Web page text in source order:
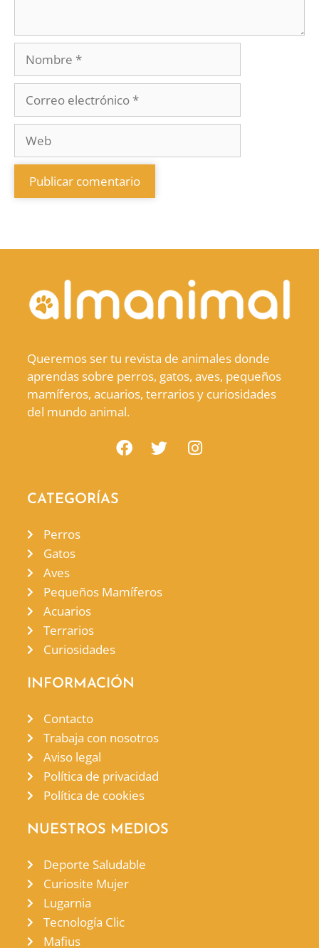
Queremos ser tu revista de animales donde
aprendas sobre perros, gatos, aves, pequeños
mamíferos, acuarios, terrarios y curiosidades
del mundo animal.
CATEGORÍAS
Perros
Gatos
Aves
Pequeños Mamíferos
Acuarios
Terrarios
Curiosidades
INFORMACIÓN
Contacto
Trabaja con nosotros
Aviso legal
Política de privacidad
Política de cookies
NUESTROS MEDIOS
Deporte Saludable
Curiosite Mujer
Lugarnia
Tecnología Clic
Mafius